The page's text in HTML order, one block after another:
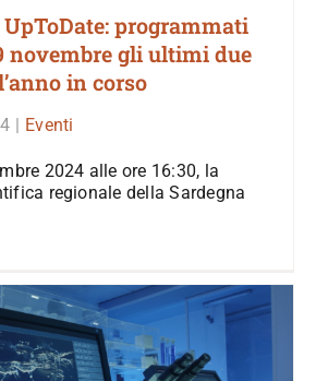
programmati
novembre gli ultimi due
in corso
Eventi
2024 alle ore 16:30, la
regionale della Sardegna